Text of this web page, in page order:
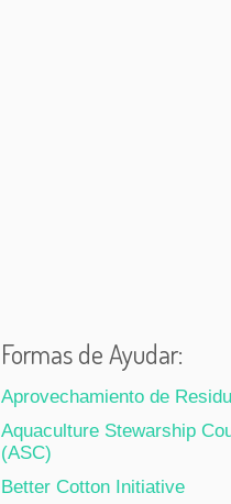
Formas de Ayudar:
Aprovechamiento de
Aquaculture Stewarship
(ASC)
Better Cotton Initiative